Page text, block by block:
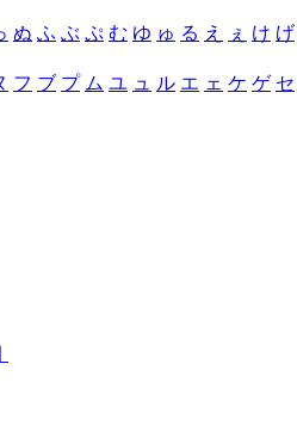
ぬ ふ ぶ ぷ む ゆ ゅ る え ぇ け げ
フ ブ プ ム ユ ュ ル エ ェ ケ ゲ セ